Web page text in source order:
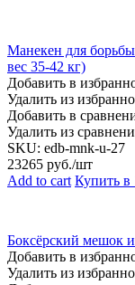
Манекен для
вес 35-42 кг)
Добавить в
Удалить из
Добавить в
Удалить из
SKU: edb-mnk-u-27
23265 руб./шт
Add to cart Купить в
Боксёрский мешок
Добавить в
Удалить из